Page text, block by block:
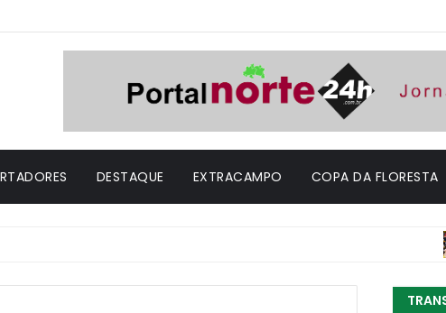
DESTAQUE EXTRACAMPO COPA DA FLORESTA